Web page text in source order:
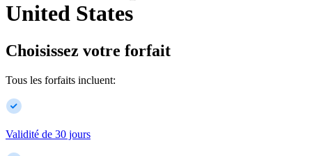
United States
Choisissez votre forfait
Tous les forfaits incluent:
Validité de 30 jours